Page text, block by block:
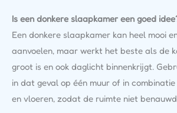
Is een donkere slaapkamer een goed
Een donkere slaapkamer kan heel mooi
aanvoelen, maar werkt het beste als de
groot is en ook daglicht binnenkrijgt.
in dat geval op één muur of in
en vloeren, zodat de ruimte niet